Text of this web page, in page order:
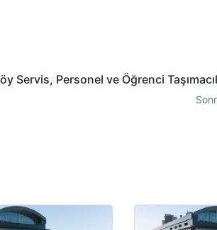
Servis, Personel ve Öğrenci